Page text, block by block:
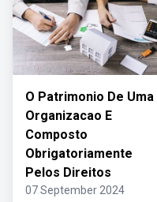
O Patrimonio De Uma
Organizacao E
Composto
Obrigatoriamente
Pelos Direitos
07 September 2024